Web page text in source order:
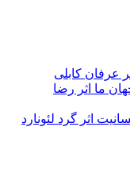
عرفان کابلی
ما اثر رضا
اثر گرد لئونارد